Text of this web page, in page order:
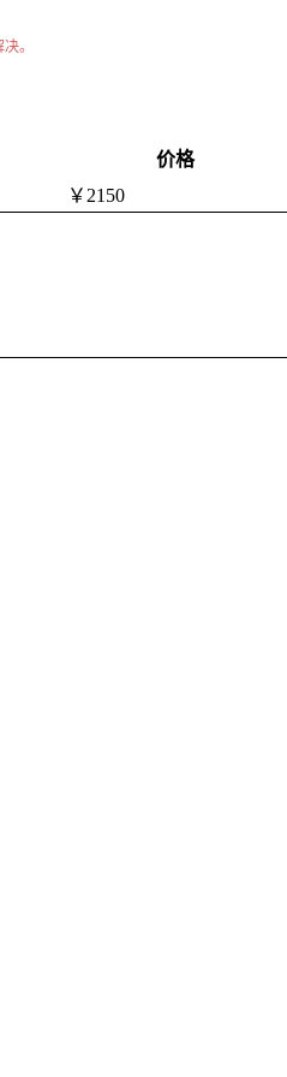
。
价格
￥2150